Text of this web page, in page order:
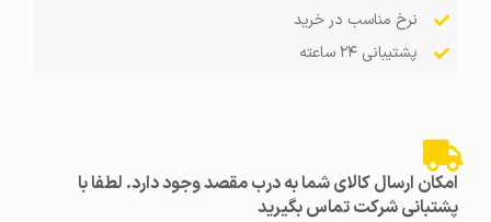
نرخ مناسب در خرید
پشتیبانی ۲۴ ساعته
امکان ارسال کالای شما به درب مقصد وجود دارد. لطفا با
پشتبانی شرکت تماس بگیرید